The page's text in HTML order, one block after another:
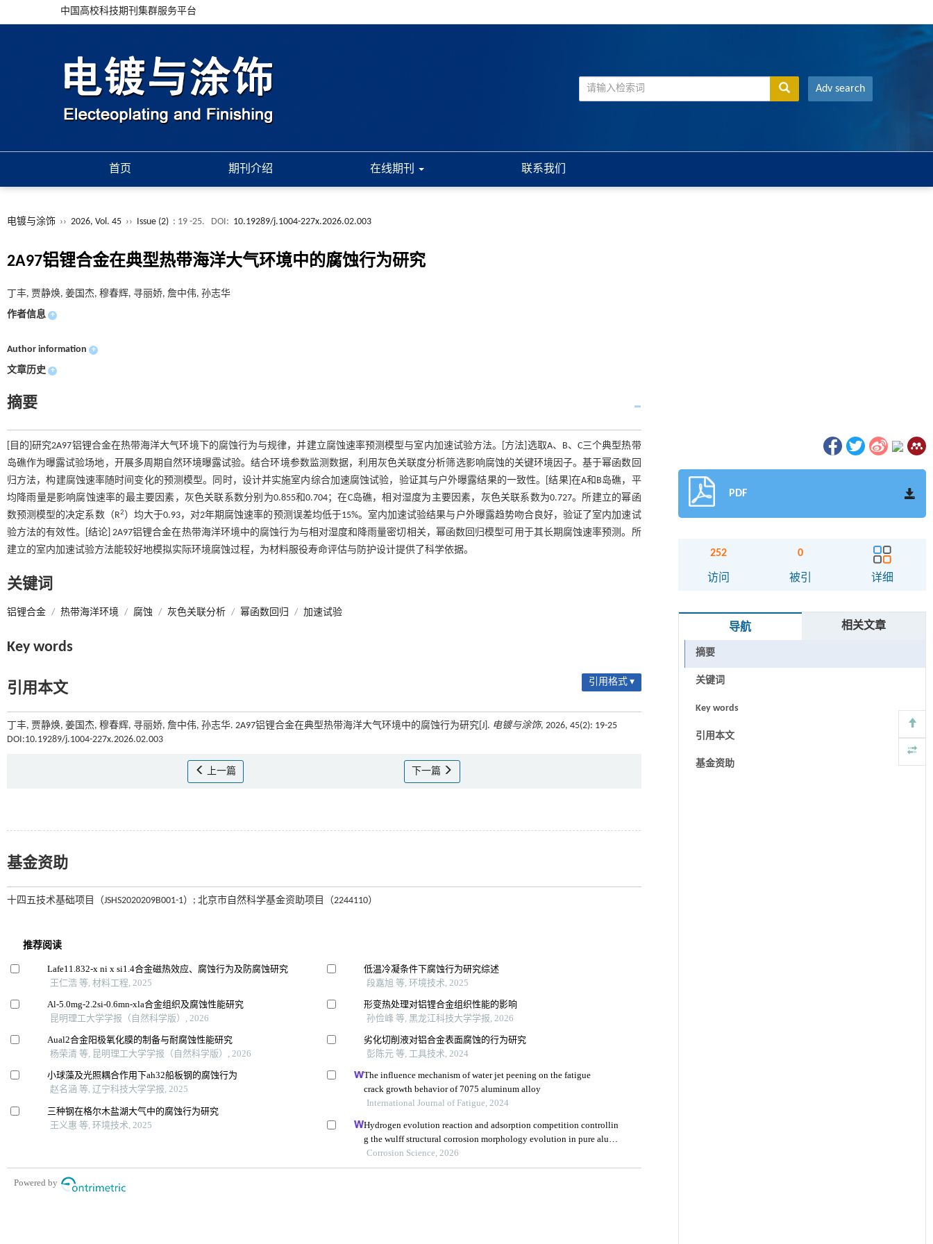
中国高校科技期刊集群服务平台
Adv search
首页 期刊介绍 在线期刊 联系我们
电镀与涂饰 ›› 2026, Vol. 45 ›› Issue (2) : 19 -25. DOI: 10.19289/j.1004-227x.2026.02.003
2A97铝锂合金在典型热带海洋大气环境中的腐蚀行为研究
丁丰, 贾静焕, 姜国杰, 穆春辉, 寻丽娇, 詹中伟, 孙志华
作者信息 +
Author information +
文章历史 +
摘要
[目的]研究2A97铝锂合金在热带海洋大气环境下的腐蚀行为与规律，并建立腐蚀速率预测模型与室内加速试验方法。[方法]选取A、B、C三个典型热带
岛礁作为曝露试验场地，开展多周期自然环境曝露试验。结合环境参数监测数据，利用灰色关联度分析筛选影响腐蚀的关键环境因子。基于幂函数回
归方法，构建腐蚀速率随时间变化的预测模型。同时，设计并实施室内综合加速腐蚀试验，验证其与户外曝露结果的一致性。[结果]在A和B岛礁，平
均降雨量是影响腐蚀速率的最主要因素，灰色关联系数分别为0.855和0.704；在C岛礁，相对湿度为主要因素，灰色关联系数为0.727。所建立的幂函
数预测模型的决定系数（R2）均大于0.93，对2年期腐蚀速率的预测误差均低于15%。室内加速试验结果与户外曝露趋势吻合良好，验证了室内加速试
验方法的有效性。[结论] 2A97铝锂合金在热带海洋环境中的腐蚀行为与相对湿度和降雨量密切相关，幂函数回归模型可用于其长期腐蚀速率预测。所
建立的室内加速试验方法能较好地模拟实际环境腐蚀过程，为材料服役寿命评估与防护设计提供了科学依据。
关键词
铝锂合金 / 热带海洋环境 / 腐蚀 / 灰色关联分析 / 幂函数回归 / 加速试验
Key words
引用本文 引用格式 ▾
丁丰, 贾静焕, 姜国杰, 穆春辉, 寻丽娇, 詹中伟, 孙志华. 2A97铝锂合金在典型热带海洋大气环境中的腐蚀行为研究[J]. 电镀与涂饰, 2026, 45(2): 19-25
DOI:10.19289/j.1004-227x.2026.02.003
上一篇 下一篇
基金资助
十四五技术基础项目（JSHS2020209B001-1）; 北京市自然科学基金资助项目（2244110）
PDF
252
访问
0
被引 详细
导航 相关文章
摘要
关键词
Key words
引用本文
基金资助